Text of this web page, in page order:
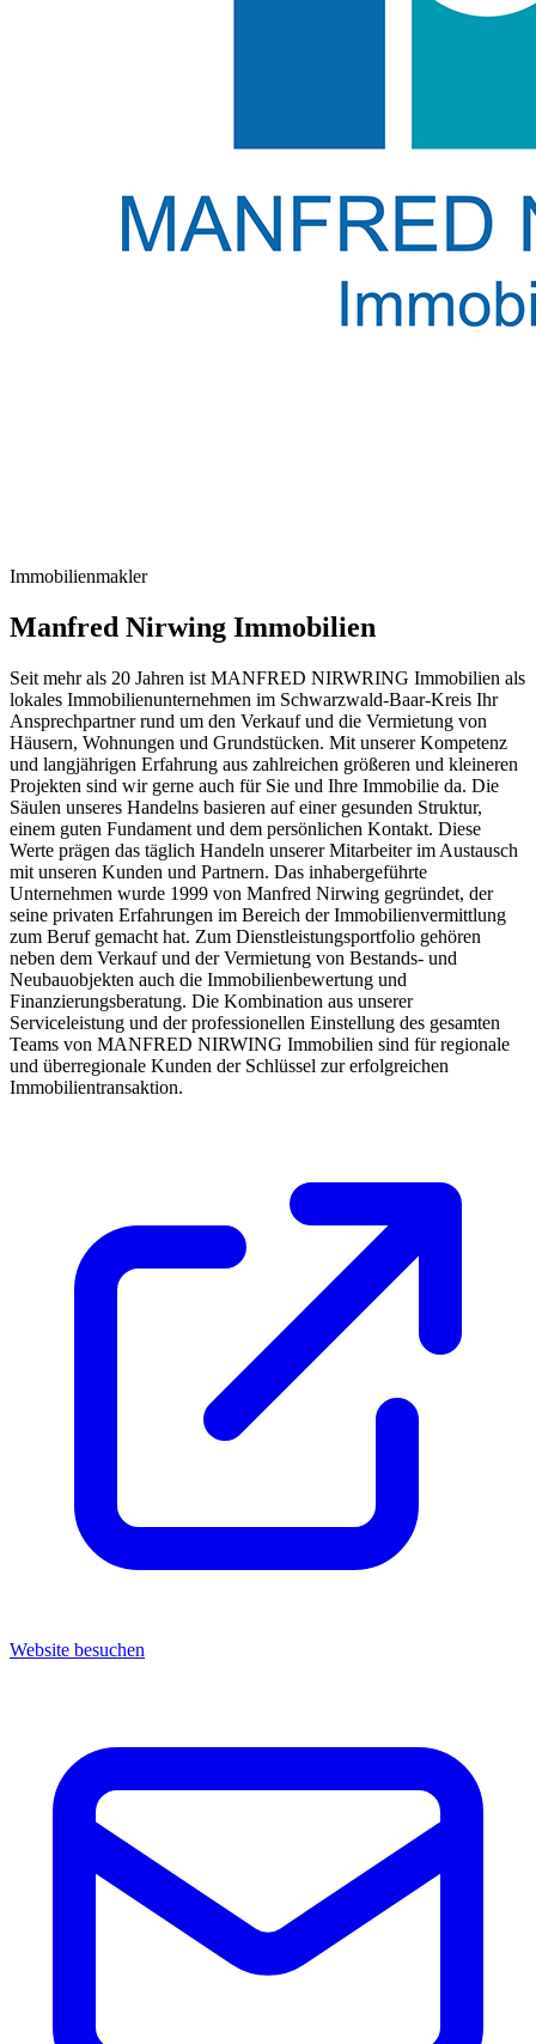
Immobilienmakler
Manfred Nirwing Immobilien
Seit mehr als 20 Jahren ist MANFRED NIRWRING Immobilien als
lokales Immobilienunternehmen im Schwarzwald-Baar-Kreis Ihr
Ansprechpartner rund um den Verkauf und die Vermietung von
Häusern, Wohnungen und Grundstücken. Mit unserer Kompetenz
und langjährigen Erfahrung aus zahlreichen größeren und kleineren
Projekten sind wir gerne auch für Sie und Ihre Immobilie da. Die
Säulen unseres Handelns basieren auf einer gesunden Struktur,
einem guten Fundament und dem persönlichen Kontakt. Diese
Werte prägen das täglich Handeln unserer Mitarbeiter im Austausch
mit unseren Kunden und Partnern. Das inhabergeführte
Unternehmen wurde 1999 von Manfred Nirwing gegründet, der
seine privaten Erfahrungen im Bereich der Immobilienvermittlung
zum Beruf gemacht hat. Zum Dienstleistungsportfolio gehören
neben dem Verkauf und der Vermietung von Bestands- und
Neubauobjekten auch die Immobilienbewertung und
Finanzierungsberatung. Die Kombination aus unserer
Serviceleistung und der professionellen Einstellung des gesamten
Teams von MANFRED NIRWING Immobilien sind für regionale
und überregionale Kunden der Schlüssel zur erfolgreichen
Immobilientransaktion.
Website besuchen